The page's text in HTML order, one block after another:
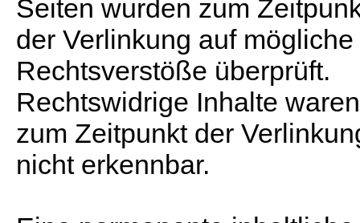
Seiten wurden zum
der Verlinkung auf mögliche
Rechtsverstöße überprüft.
Rechtswidrige Inhalte waren
zum Zeitpunkt der
nicht erkennbar.